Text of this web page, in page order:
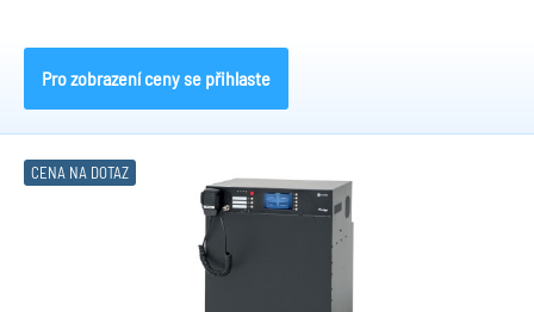
Pro zobrazení ceny se přihlaste
CENA NA DOTAZ